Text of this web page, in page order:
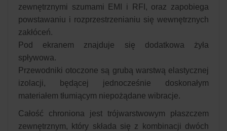
zewnętrznymi szumami EMI i RFI, oraz zapobiega
powstawaniu i rozprzestrzenianiu się wewnętrznych
zakłóceń.
Pod ekranem znajduje się dodatkowa żyła
spływowa.
Przewodniki otoczone są grubą warstwą elastycznej
izolacji, będącej jednocześnie doskonałym
materiałem tłumiącym niepożądane wibracje.
Całość chroniona jest trójwarstwowym płaszczem
zewnętrznym, który składa się z kombinacji dwóch